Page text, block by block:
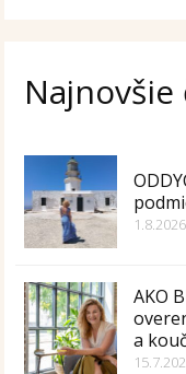
Najnovšie
1.8.2026
AKO
a